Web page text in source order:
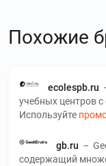
Похожие
ecolespb.ru
учебных центров
Используйте
gb.ru –
содержащий